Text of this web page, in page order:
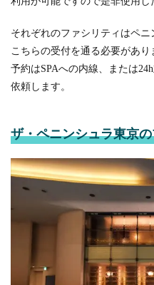
それぞれのファシリティはペニ
こちらの受付を通る必要があり
予約はSPAへの内線、または
依頼します。
ザ・ペニンシュラ東京